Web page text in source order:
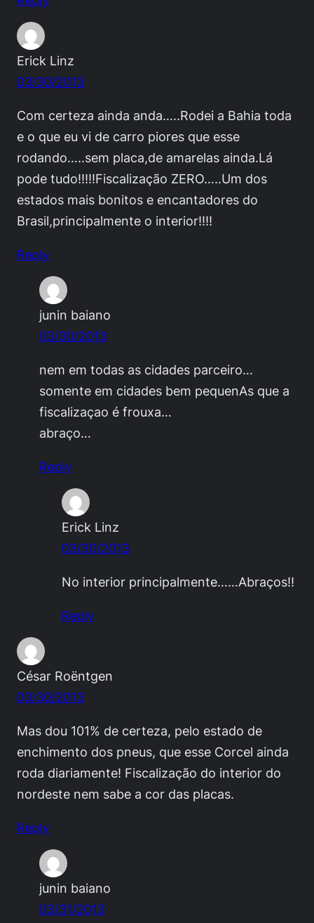
Erick Linz
03/30/2013
Com certeza ainda anda…..Rodei a Bahia toda
e o que eu vi de carro piores que esse
rodando…..sem placa,de amarelas ainda.Lá
pode tudo!!!!!Fiscalização ZERO…..Um dos
estados mais bonitos e encantadores do
Brasil,principalmente o interior!!!!
Reply
junin baiano
03/30/2013
nem em todas as cidades parceiro…
somente em cidades bem pequenAs que a
fiscalizaçao é frouxa…
abraço…
Reply
Erick Linz
03/30/2013
No interior principalmente……Abraços!!
Reply
César Roëntgen
03/30/2013
Mas dou 101% de certeza, pelo estado de
enchimento dos pneus, que esse Corcel ainda
roda diariamente! Fiscalização do interior do
nordeste nem sabe a cor das placas.
Reply
junin baiano
03/31/2013